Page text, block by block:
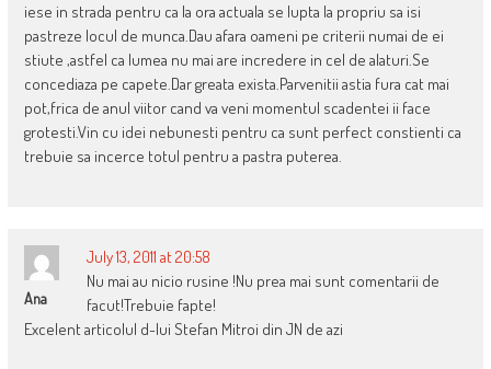
iese in strada pentru ca la ora actuala se lupta la propriu sa isi
pastreze locul de munca.Dau afara oameni pe criterii numai de ei
stiute ,astfel ca lumea nu mai are incredere in cel de alaturi.Se
concediaza pe capete.Dar greata exista.Parvenitii astia fura cat mai
pot,frica de anul viitor cand va veni momentul scadentei ii face
grotesti.Vin cu idei nebunesti pentru ca sunt perfect constienti ca
trebuie sa incerce totul pentru a pastra puterea.
Ana
July 13, 2011 at 20:58
Nu mai au nicio rusine !Nu prea mai sunt comentarii de
facut!Trebuie fapte!
Excelent articolul d-lui Stefan Mitroi din JN de azi